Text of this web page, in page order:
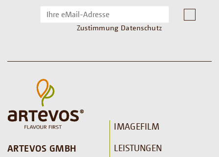
Zustimmung Datenschutz
ARTEVOS GMBH
IMAGEFILM
LEISTUNGEN